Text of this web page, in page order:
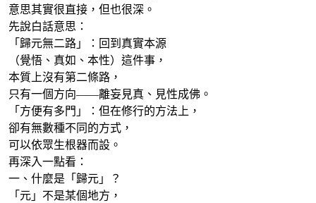
意思其實很直接，但也很深。
先說白話意思：
「歸元無二路」：回到真實本源
（覺悟、真如、本性）這件事，
本質上沒有第二條路，
只有一個方向——離妄見真、見性成佛。
「方便有多門」：但在修行的方法上，
卻有無數種不同的方式，
可以依眾生根器而設。
再深入一點看：
一、什麼是「歸元」？
「元」不是某個地方，